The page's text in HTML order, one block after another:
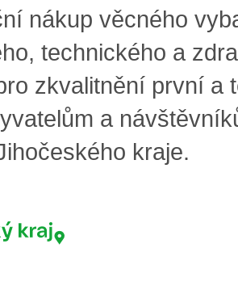
nákup věcného
technického a
zkvalitnění první a
a
kraje.